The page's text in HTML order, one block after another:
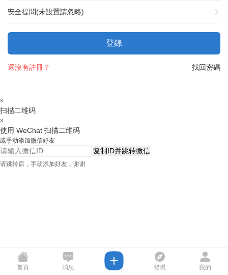
安全提問(未設置請忽略)
登錄
找回密碼
還沒有註冊？
×
扫描二维码
×
使用 WeChat 扫描二维码
或手动添加微信好友
复制ID并跳转微信
请跳转后，手动添加好友，谢谢
首頁 消息 發現 我的